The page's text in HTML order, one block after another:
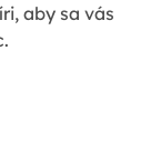
aby sa vás